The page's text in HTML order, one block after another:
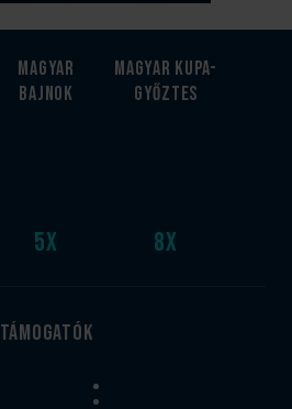
Magyar
bajnok
5x
Magyar kupa-
győztes
8x
Támogatók